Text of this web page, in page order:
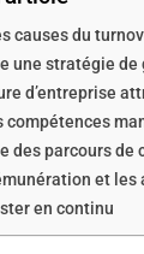
causes du
une stratégie
d’entreprise
compétences
des parcours
et les
en continu